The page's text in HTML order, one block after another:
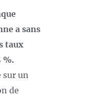
a sans
taux
%.
sur un
de